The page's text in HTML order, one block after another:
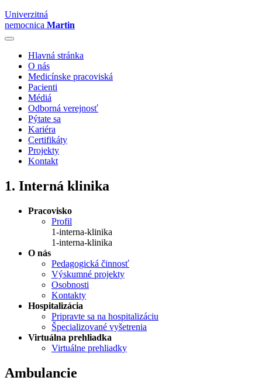
Univerzitná
nemocnica Martin
Hlavná stránka
O nás
Medicínske pracoviská
Pacienti
Médiá
Odborná verejnosť
Pýtate sa
Kariéra
Certifikáty
Projekty
Kontakt
1. Interná klinika
Pracovisko
Profil
1-interna-klinika
1-interna-klinika
O nás
Pedagogická činnosť
Výskumné projekty
Osobnosti
Kontakty
Hospitalizácia
Pripravte sa na hospitalizáciu
Špecializované vyšetrenia
Virtuálna prehliadka
Virtuálne prehliadky
Ambulancie